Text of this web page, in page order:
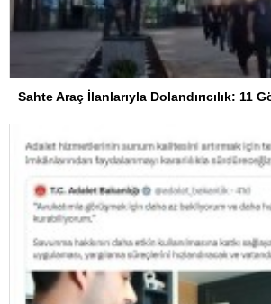
Sahte Araç İlanlarıyla Dolandırıcılık: 11